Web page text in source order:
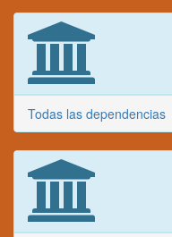
Todas las dependencias